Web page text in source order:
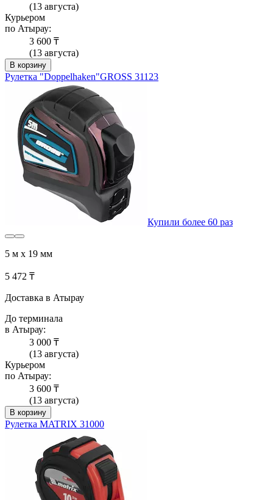
(13 августа)
Курьером
по Атырау:
3 600 ₸
(13 августа)
В корзину
Рулетка "Doppelhaken"GROSS 31123
Купили более 60 раз
5 м x 19 мм
5 472 ₸
Доставка в Атырау
До терминала
в Атырау:
3 000 ₸
(13 августа)
Курьером
по Атырау:
3 600 ₸
(13 августа)
В корзину
Рулетка MATRIX 31000